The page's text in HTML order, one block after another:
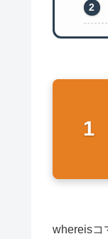
whereisコ